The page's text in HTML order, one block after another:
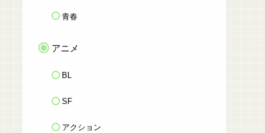
青春
アニメ
BL
SF
アクション